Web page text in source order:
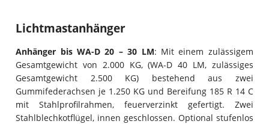
Lichtmastanhänger
Anhänger bis WA-D 20 – 30 LM: Mit einem zulässigem
Gesamtgewicht von 2.000 KG, (WA-D 40 LM, zulässiges
Gesamtgewicht 2.500 KG) bestehend aus zwei
Gummifederachsen je 1.250 KG und Bereifung 185 R 14 C
mit Stahlprofilrahmen, feuerverzinkt gefertigt. Zwei
Stahlblechkotflügel, innen geschlossen. Optional stufenlos